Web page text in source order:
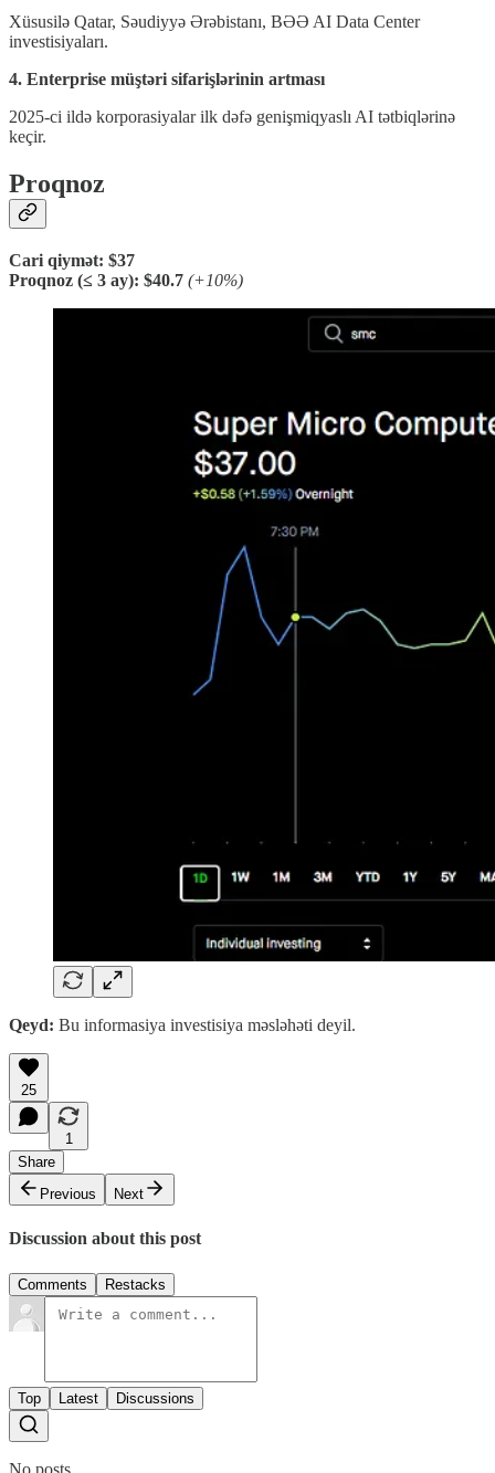
Xüsusilə Qatar, Səudiyyə Ərəbistanı, BƏƏ AI Data Center
investisiyaları.
4. Enterprise müştəri sifarişlərinin artması
2025-ci ildə korporasiyalar ilk dəfə genişmiqyaslı AI tətbiqlərinə
keçir.
Proqnoz
Cari qiymət: $37
Proqnoz (≤ 3 ay): $40.7 (+10%)
Qeyd: Bu informasiya investisiya məsləhəti deyil.
25
1
Share
Previous
Next
Discussion about this post
Comments Restacks
Top Latest Discussions
No posts